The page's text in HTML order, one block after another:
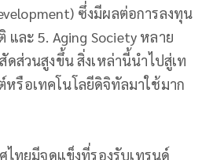
ซึ่งมีผลต่อการลงทุน
ละ 5. Aging Society หลาย
ดส่วนสูงขึ้น สิ่งเหล่านี้นำไปสู่เท
รือเทคโนโลยีดิจิทัลมาใช้มาก
ไทยมีจุดแข็งที่รองรับเทรนด์